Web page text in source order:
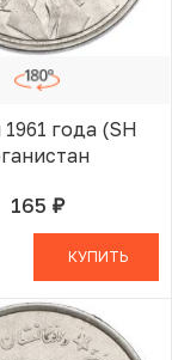
года (SH
165 руб.В КОРЗИНЕ
КУПИТЬ